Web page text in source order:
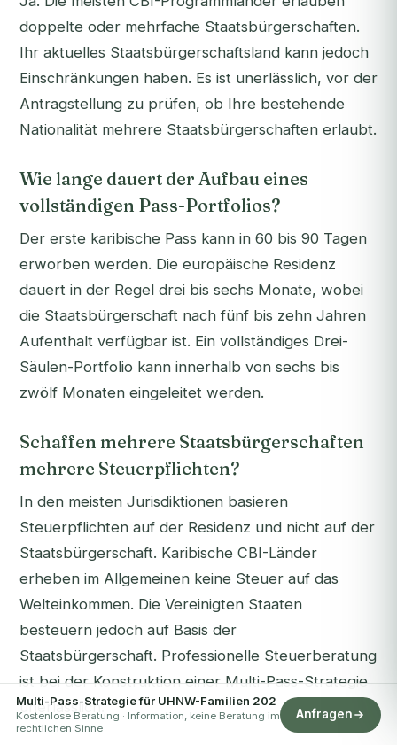
doppelte oder mehrfache Staatsbürgerschaften.
Ihr aktuelles Staatsbürgerschaftsland kann jedoch
Einschränkungen haben. Es ist unerlässlich, vor der
Antragstellung zu prüfen, ob Ihre bestehende
Nationalität mehrere Staatsbürgerschaften erlaubt.
Wie lange dauert der Aufbau eines
vollständigen Pass-Portfolios?
Der erste karibische Pass kann in 60 bis 90 Tagen
erworben werden. Die europäische Residenz
dauert in der Regel drei bis sechs Monate, wobei
die Staatsbürgerschaft nach fünf bis zehn Jahren
Aufenthalt verfügbar ist. Ein vollständiges Drei-
Säulen-Portfolio kann innerhalb von sechs bis
zwölf Monaten eingeleitet werden.
Schaffen mehrere Staatsbürgerschaften
mehrere Steuerpflichten?
In den meisten Jurisdiktionen basieren
Steuerpflichten auf der Residenz und nicht auf der
Staatsbürgerschaft. Karibische CBI-Länder
erheben im Allgemeinen keine Steuer auf das
Welteinkommen. Die Vereinigten Staaten
besteuern jedoch auf Basis der
Staatsbürgerschaft. Professionelle Steuerberatung
ist bei der Konstruktion einer Multi-Pass-Strategie
unerlässlich.
Multi-Pass-Strategie für UHNW-Familien 202
Kostenlose Beratung · Information, keine Beratung im
rechtlichen Sinne
Anfragen